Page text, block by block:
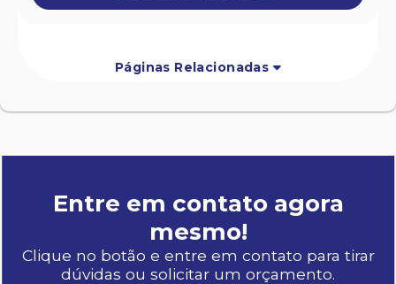
Páginas Relacionadas
Entre em contato agora
mesmo!
Clique no botão e entre em contato para tirar
dúvidas ou solicitar um orçamento.